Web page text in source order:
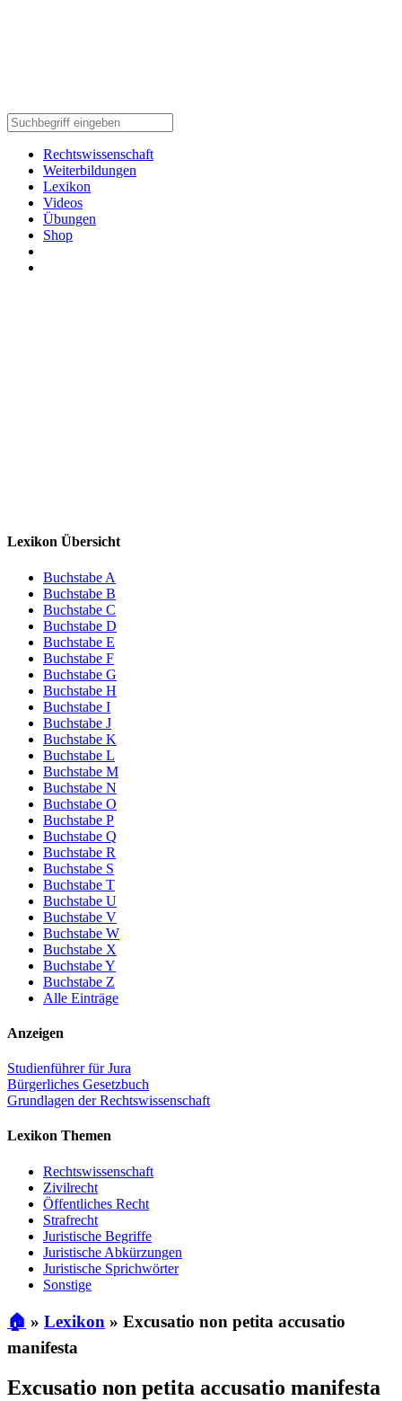
Rechtswissenschaft
Weiterbildungen
Lexikon
Videos
Übungen
Shop
Lexikon Übersicht
Buchstabe A
Buchstabe B
Buchstabe C
Buchstabe D
Buchstabe E
Buchstabe F
Buchstabe G
Buchstabe H
Buchstabe I
Buchstabe J
Buchstabe K
Buchstabe L
Buchstabe M
Buchstabe N
Buchstabe O
Buchstabe P
Buchstabe Q
Buchstabe R
Buchstabe S
Buchstabe T
Buchstabe U
Buchstabe V
Buchstabe W
Buchstabe X
Buchstabe Y
Buchstabe Z
Alle Einträge
Anzeigen
Studienführer für Jura
Bürgerliches Gesetzbuch
Grundlagen der Rechtswissenschaft
Lexikon Themen
Rechtswissenschaft
Zivilrecht
Öffentliches Recht
Strafrecht
Juristische Begriffe
Juristische Abkürzungen
Juristische Sprichwörter
Sonstige
🏠 » Lexikon » Excusatio non petita accusatio
manifesta
Excusatio non petita accusatio manifesta